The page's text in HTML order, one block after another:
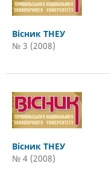
Вісник ТНЕУ
№ 3 (2008)
Вісник ТНЕУ
№ 4 (2008)